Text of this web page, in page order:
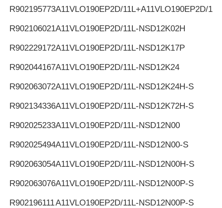
R902195773A11VLO190EP2D/11L+A11VLO190EP2D/11L
R902106021A11VLO190EP2D/11L-NSD12K02H
R902229172A11VLO190EP2D/11L-NSD12K17P
R902044167A11VLO190EP2D/11L-NSD12K24
R902063072A11VLO190EP2D/11L-NSD12K24H-S
R902134336A11VLO190EP2D/11L-NSD12K72H-S
R902025233A11VLO190EP2D/11L-NSD12N00
R902025494A11VLO190EP2D/11L-NSD12N00-S
R902063054A11VLO190EP2D/11L-NSD12N00H-S
R902063076A11VLO190EP2D/11L-NSD12N00P-S
R902196111A11VLO190EP2D/11L-NSD12N00P-S